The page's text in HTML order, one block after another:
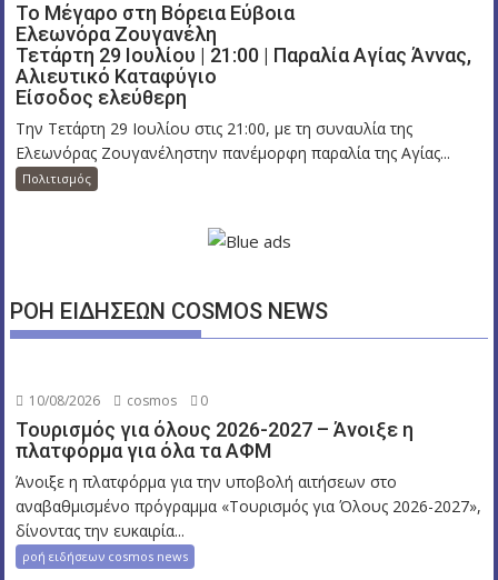
Το Μέγαρο στη Βόρεια Εύβοια
Ελεωνόρα Ζουγανέλη
Τετάρτη 29 Ιουλίου | 21:00 | Παραλία Αγίας Άννας,
Αλιευτικό Καταφύγιο
Είσοδος ελεύθερη
Την Τετάρτη 29 Ιουλίου στις 21:00, με τη συναυλία της
Ελεωνόρας Ζουγανέληστην πανέμορφη παραλία της Αγίας...
Πολιτισμός
ΡΟΗ ΕΙΔΗΣΕΩΝ COSMOS NEWS
10/08/2026 cosmos 0
Τουρισμός για όλους 2026-2027 – Άνοιξε η
πλατφόρμα για όλα τα ΑΦΜ
Άνοιξε η πλατφόρμα για την υποβολή αιτήσεων στο
αναβαθμισμένο πρόγραμμα «Τουρισμός για Όλους 2026-2027»,
δίνοντας την ευκαιρία...
ροή ειδήσεων cosmos news